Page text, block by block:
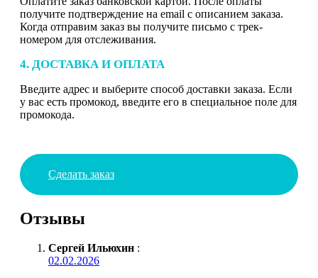
получите подтверждение на email с описанием заказа.
Когда отправим заказ вы получите письмо с трек-
номером для отслеживания.
4. ДОСТАВКА И ОПЛАТА
Введите адрес и выберите способ доставки заказа. Если
у вас есть промокод, введите его в специальное поле для
промокода.
Сделать заказ
Отзывы
Сергей Ильюхин :
02.02.2026